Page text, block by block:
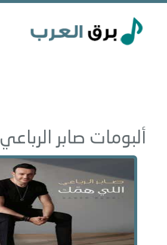
ألبومات صابر الرباعي